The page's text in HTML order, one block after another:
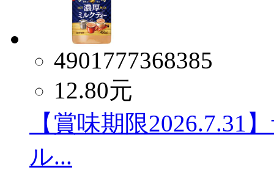
4901777368385
12.80元
【賞味期限2026.7.31
ル...